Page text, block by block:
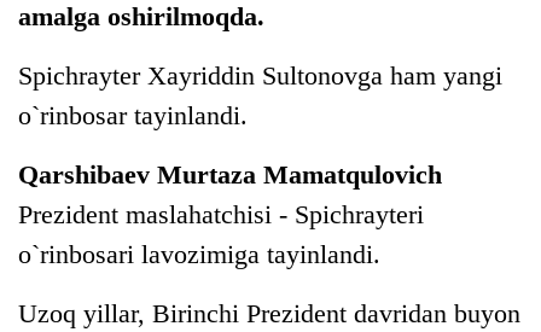
amalga oshirilmoqda.
Spichrayter Xayriddin Sultonovga ham yangi
o`rinbosar tayinlandi.
Qarshibaev Murtaza Mamatqulovich
Prezident maslahatchisi - Spichrayteri
o`rinbosari lavozimiga tayinlandi.
Uzoq yillar, Birinchi Prezident davridan buyon